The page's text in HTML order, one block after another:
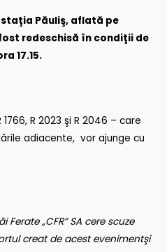
Păuliş, aflată pe
redeschisă în condiţii de
17.15.
R 2023 şi R 2046 – care
adiacente, vor ajunge cu
Ferate„CFR” SA cere scuze
creat de acest evenimentşi